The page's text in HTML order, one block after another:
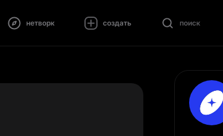
нетворк создать поиск